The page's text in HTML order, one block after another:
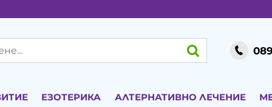
ЕЗОТЕРИКА АЛТЕРНАТИВНО ЛЕЧЕНИЕ